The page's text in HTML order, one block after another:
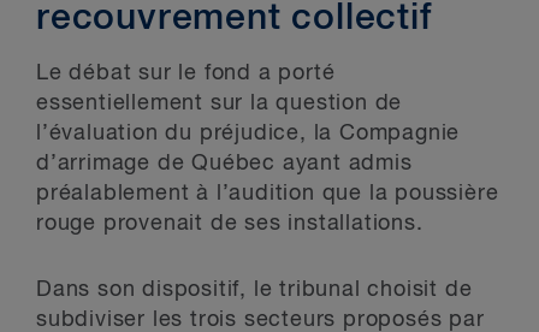
recouvrement collectif
Le débat sur le fond a porté
essentiellement sur la question de
l’évaluation du préjudice, la Compagnie
d’arrimage de Québec ayant admis
préalablement à l’audition que la poussière
rouge provenait de ses installations.
Dans son dispositif, le tribunal choisit de
subdiviser les trois secteurs proposés par